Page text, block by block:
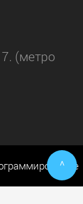
(метро
^